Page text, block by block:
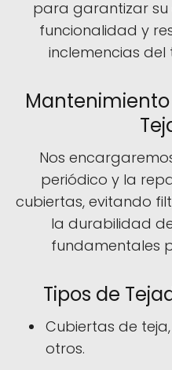
para garantizar
funcionalidad y
inclemencias del
Nos
periódico y la
cubiertas, evitando
la durabilidad
fundamentales
Tipos de
Cubiertas de
otros.